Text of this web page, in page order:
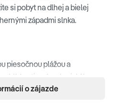
si pobyt na dlhej a bielej
západmi slnka.
piesočnou plážou a
v blízkosti archeologického
(UNESCO) • priamo na pláži •
o zájazde